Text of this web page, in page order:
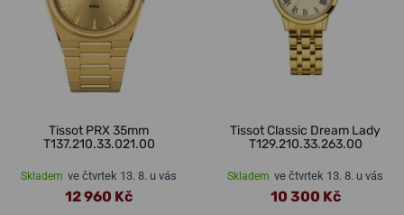
Tissot PRX 35mm
T137.210.33.021.00
Skladem ve čtvrtek 13. 8. u vás
12 960 Kč
Tissot Classic Dream Lady
T129.210.33.263.00
Skladem ve čtvrtek 13. 8. u vás
10 300 Kč